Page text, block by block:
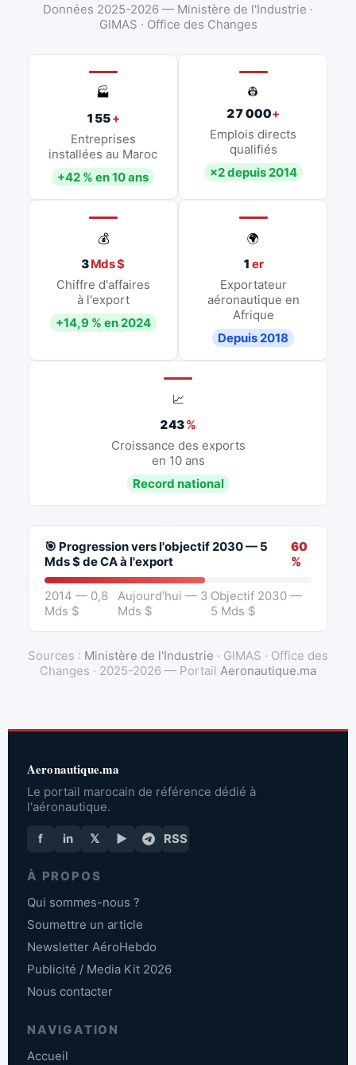
Données 2025-2026 — Ministère de l'Industrie ·
GIMAS · Office des Changes
🏭
155+
Entreprises
installées au Maroc
+42 % en 10 ans
👷
27 000+
Emplois directs
qualifiés
×2 depuis 2014
💰
3Mds $
Chiffre d'affaires
à l'export
+14,9 % en 2024
🌍
1 er
Exportateur
aéronautique en
Afrique
Depuis 2018
📈
243%
Croissance des exports
en 10 ans
Record national
🎯 Progression vers l'objectif 2030 — 5
Mds $ de CA à l'export
60
%
2014 — 0,8
Mds $
Aujourd'hui — 3
Mds $
Objectif 2030 —
5 Mds $
Sources : Ministère de l'Industrie · GIMAS · Office des
Changes · 2025-2026 — Portail Aeronautique.ma
Aeronautique.ma
Le portail marocain de référence dédié à
l'aéronautique.
f in 𝕏 ▶ RSS
À PROPOS
Qui sommes-nous ?
Soumettre un article
Newsletter AéroHebdo
Publicité / Media Kit 2026
Nous contacter
NAVIGATION
Accueil